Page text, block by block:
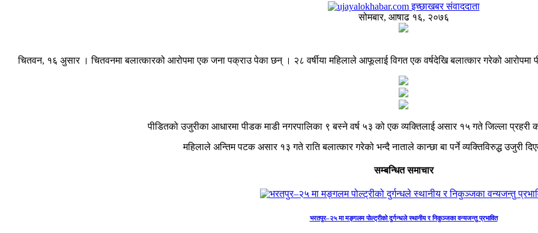
इच्छाखबर संवाददाता
सोमबार, आषाढ १६, २०७६
चितवन, १६ अुसार । चितवनमा बलात्कारको आरोपमा एक जना पक्राउ पेका छन् । २८ वर्षीया महिलाले आफूलाई विगत एक वर्षदेखि बलात्कार गरेको आरोपमा
पीडितको उजुरीका आधारमा पीडक माडी नगरपालिका ९ बस्ने वर्ष ५३ को एक व्यक्तिलाई असार १५ गते जिल्ला प्रहरी
महिलाले अन्तिम पटक असार १३ गते राति बलात्कार गरेको भन्दै नाताले कान्छा बा पर्ने व्यक्तिविरुद्ध उजुरी
सम्बन्धित समाचार
भरतपुर–२५ मा मङ्गलम पोल्ट्रीको दुर्गन्धले स्थानीय र निकुञ्जका वन्यजन्तु प्रभावित